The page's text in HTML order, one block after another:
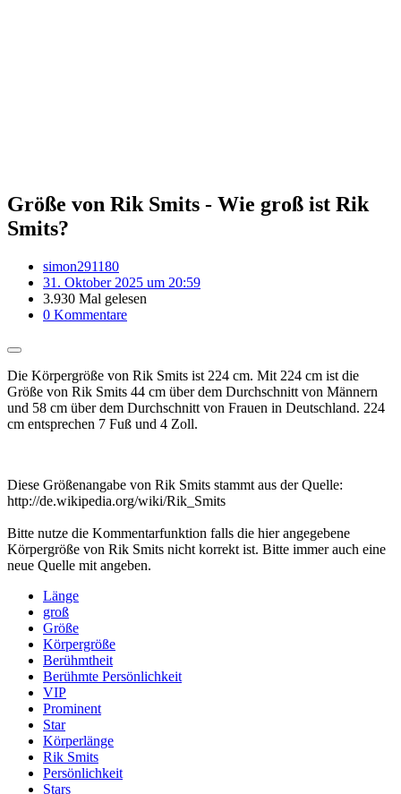
Größe von Rik Smits - Wie groß ist Rik
Smits?
simon291180
31. Oktober 2025 um 20:59
3.930 Mal gelesen
0 Kommentare
Die Körpergröße von Rik Smits ist 224 cm. Mit 224 cm ist die
Größe von Rik Smits 44 cm über dem Durchschnitt von Männern
und 58 cm über dem Durchschnitt von Frauen in Deutschland. 224
cm entsprechen 7 Fuß und 4 Zoll.
Diese Größenangabe von Rik Smits stammt aus der Quelle:
http://de.wikipedia.org/wiki/Rik_Smits
Bitte nutze die Kommentarfunktion falls die hier angegebene
Körpergröße von Rik Smits nicht korrekt ist. Bitte immer auch eine
neue Quelle mit angeben.
Länge
groß
Größe
Körpergröße
Berühmtheit
Berühmte Persönlichkeit
VIP
Prominent
Star
Körperlänge
Rik Smits
Persönlichkeit
Stars